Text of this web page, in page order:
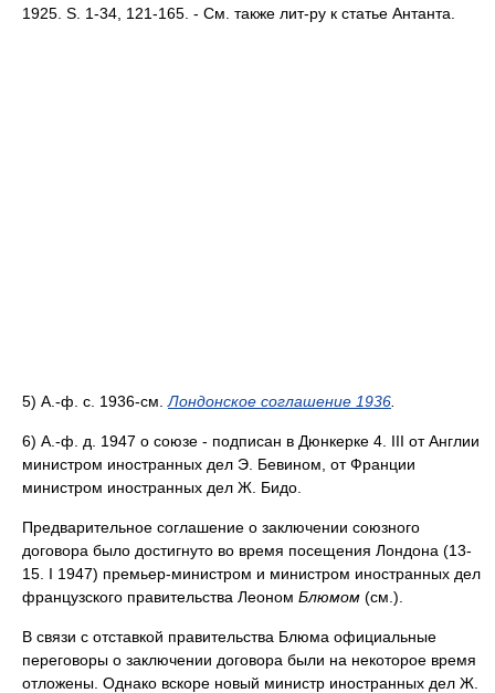
1925. S. 1-34, 121-165. - См. также лит-ру к статье Антанта.
5) А.-ф. с. 1936-см. Лондонское соглашение 1936
6) А.-ф. д. 1947 о союзе - подписан в Дюнкерке 4. III от Англии
министром иностранных дел Э. Бевином, от Франции
министром иностранных дел Ж. Бидо.
Предварительное соглашение о заключении союзного
договора было достигнуто во время посещения Лондона (13-
15. I 1947) премьер-министром и министром иностранных дел
французского правительства Леоном Блюмом (см.).
В связи с отставкой правительства Блюма официальные
переговоры о заключении договора были на некоторое время
отложены. Однако вскоре новый министр иностранных дел Ж.